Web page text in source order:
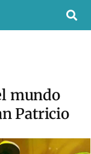
mundo
Patricio